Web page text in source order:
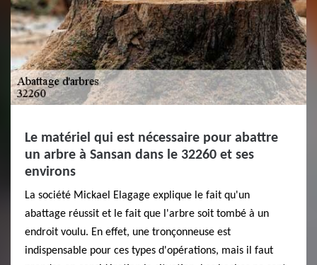
Le matériel qui est nécessaire pour abattre
un arbre à Sansan dans le 32260 et ses
environs
La société Mickael Elagage explique le fait qu'un
abattage réussit et le fait que l'arbre soit tombé à un
endroit voulu. En effet, une tronçonneuse est
indispensable pour ces types d'opérations, mais il faut